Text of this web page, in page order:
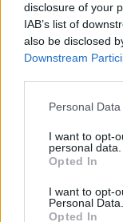
disclosure of your
IAB’s list of
also be disclosed
Downstream
Please note that
not limited to your
grant or deny
use your data for
consent section.
Personal
I want to opt-
personal data.
Opted In
I want to opt-
Personal Data.
Opted In
Egészségkalauz
Egészségkalauz
Minőségi
változást hozhat
Magyarország
jelentette ki
Transzplantációs